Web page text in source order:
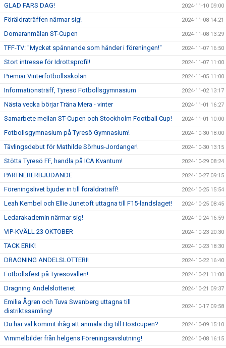
GLAD FARS DAG! 2024-11-10 09:00
Föräldraträffen närmar sig! 2024-11-08 14:21
Domaranmälan ST-Cupen 2024-11-08 13:29
TFF-TV: "Mycket spännande som händer i föreningen!" 2024-11-07 16:50
Stort intresse för Idrottsprofil! 2024-11-07 11:00
Premiär Vinterfotbollsskolan 2024-11-05 11:00
Informationsträff, Tyresö Fotbollsgymnasium 2024-11-02 13:17
Nästa vecka börjar Träna Mera - vinter 2024-11-01 16:27
Samarbete mellan ST-Cupen och Stockholm Football Cup! 2024-11-01 10:00
Fotbollsgymnasium på Tyresö Gymnasium! 2024-10-30 18:00
Tävlingsdebut för Mathilde Sörhus-Jordanger! 2024-10-30 13:15
Stötta Tyresö FF, handla på ICA Kvantum! 2024-10-29 08:24
PARTNERERBJUDANDE 2024-10-27 09:15
Föreningslivet bjuder in till föräldraträff! 2024-10-25 15:54
Leah Kembel och Ellie Junetoft uttagna till F15-landslaget! 2024-10-25 08:45
Ledarakademin närmar sig! 2024-10-24 16:59
VIP-KVÄLL 23 OKTOBER 2024-10-23 20:30
TACK ERIK! 2024-10-23 18:30
DRAGNING ANDELSLOTTERI! 2024-10-22 16:40
Fotbollsfest på Tyresövallen! 2024-10-21 11:00
Dragning Andelslotteriet 2024-10-21 09:37
Emilia Ågren och Tuva Swanberg uttagna till
distriktssamling!
2024-10-17 09:58
Du har väl kommit ihåg att anmäla dig till Höstcupen? 2024-10-09 15:10
Vimmelbilder från helgens Föreningsavslutning! 2024-10-08 16:15